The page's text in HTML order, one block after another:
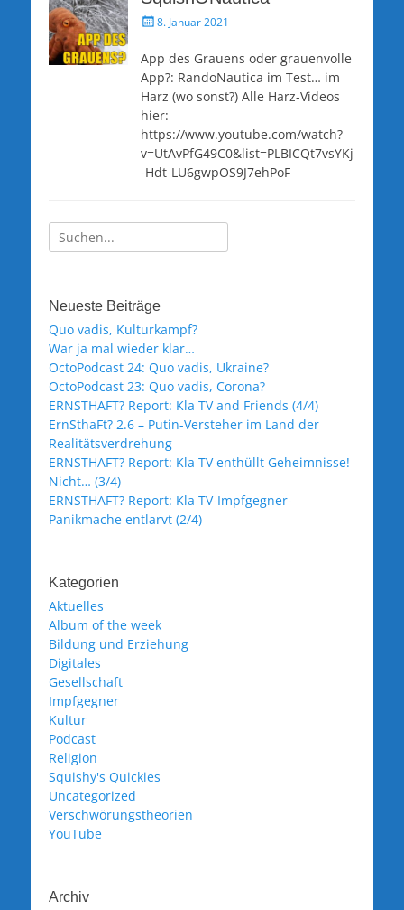
Veröffentlicht
8. Januar 2021
App des Grauens oder grauenvolle
App?: RandoNautica im Test… im
Harz (wo sonst?) Alle Harz-Videos
hier:
https://www.youtube.com/watch?
v=UtAvPfG49C0&list=PLBICQt7vsYKj
-Hdt-LU6gwpOS9J7ehPoF
Suche
nach:
Neueste Beiträge
Quo vadis, Kulturkampf?
War ja mal wieder klar…
OctoPodcast 24: Quo vadis, Ukraine?
OctoPodcast 23: Quo vadis, Corona?
ERNSTHAFT? Report: Kla TV and Friends (4/4)
ErnSthaFt? 2.6 – Putin-Versteher im Land der
Realitätsverdrehung
ERNSTHAFT? Report: Kla TV enthüllt Geheimnisse!
Nicht… (3/4)
ERNSTHAFT? Report: Kla TV-Impfgegner-
Panikmache entlarvt (2/4)
Kategorien
Aktuelles
Album of the week
Bildung und Erziehung
Digitales
Gesellschaft
Impfgegner
Kultur
Podcast
Religion
Squishy's Quickies
Uncategorized
Verschwörungstheorien
YouTube
Archiv